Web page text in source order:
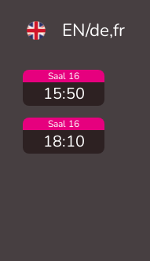
EN/de,fr
Saal 16
15:50
Saal 16
18:10